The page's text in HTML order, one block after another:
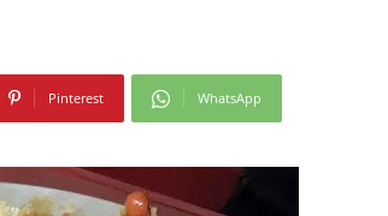
Pinterest WhatsApp